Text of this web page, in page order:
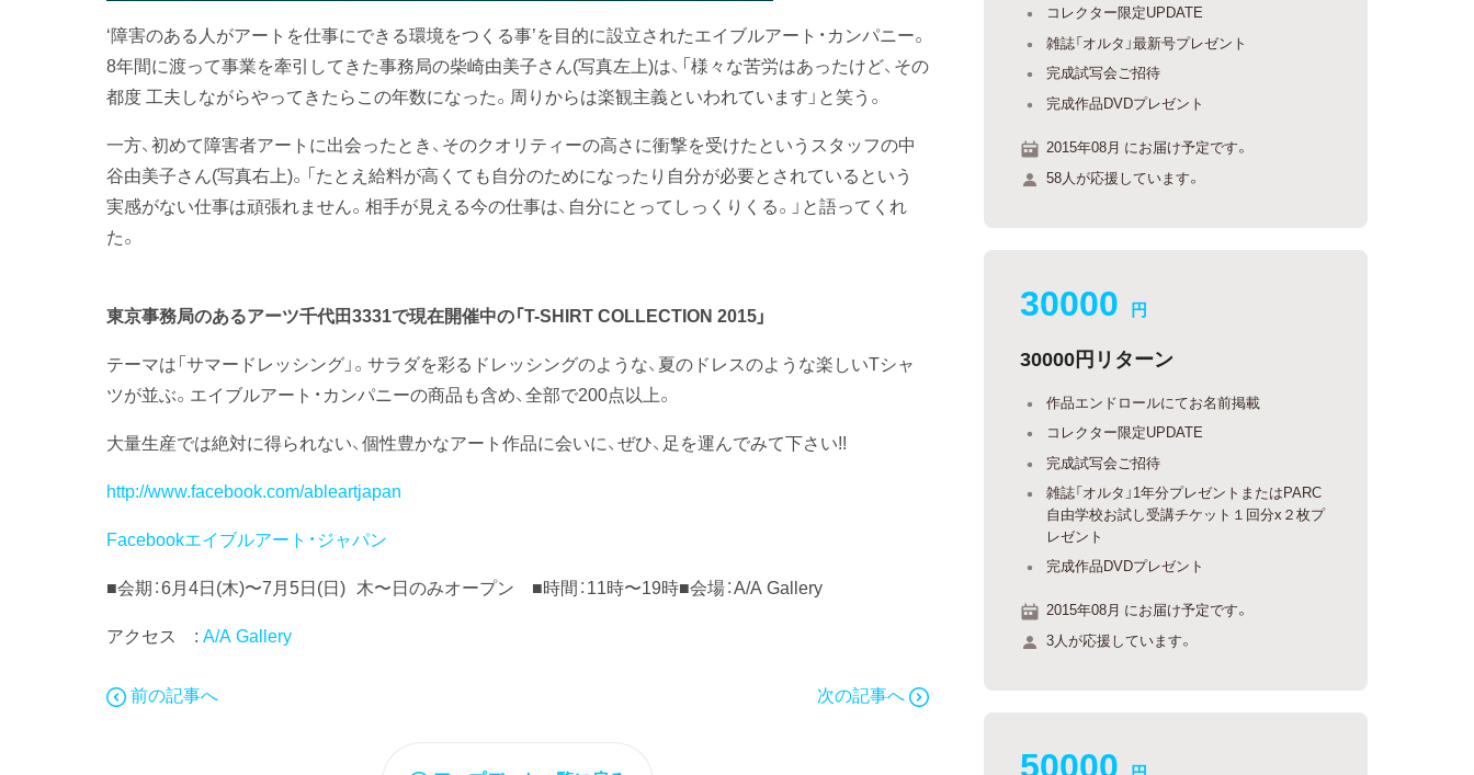
‘障害のある人がアートを仕事にできる環境をつくる事’を目的に設立されたエイブルアート・カンパニー。
8年間に渡って事業を牽引してきた事務局の柴崎由美子さん(写真左上)は、「様々な苦労はあったけど、その
都度 工夫しながらやってきたらこの年数になった。周りからは楽観主義といわれています」と笑う。
一方、初めて障害者アートに出会ったとき、そのクオリティーの高さに衝撃を受けたというスタッフの中
谷由美子さん(写真右上)。「たとえ給料が高くても自分のためになったり自分が必要とされているという
実感がない仕事は頑張れません。相手が見える今の仕事は、自分にとってしっくりくる。」と語ってくれ
た。
東京事務局のあるアーツ千代田3331で現在開催中の「T-SHIRT COLLECTION 2015」
テーマは「サマードレッシング」。サラダを彩るドレッシングのような、夏のドレスのような楽しいTシャ
ツが並ぶ。エイブルアート・カンパニーの商品も含め、全部で200点以上。
大量生産では絶対に得られない、個性豊かなアート作品に会いに、ぜひ、足を運んでみて下さい!!
http://www.facebook.com/ableartjapan
Facebookエイブルアート・ジャパン
■会期：6月4日(木)〜7月5日(日) 木〜日のみオープン ■時間：11時〜19時■会場：A/A Gallery
アクセス : A/A Gallery
前の記事へ 次の記事へ
コレクター限定UPDATE
雑誌「オルタ」最新号プレゼント
完成試写会ご招待
完成作品DVDプレゼント
2015年08月 にお届け予定です。
58人が応援しています。
30000 円
30000円リターン
作品エンドロールにてお名前掲載
コレクター限定UPDATE
完成試写会ご招待
雑誌「オルタ」1年分プレゼントまたはPARC
自由学校お試し受講チケット１回分x２枚プ
レゼント
完成作品DVDプレゼント
2015年08月 にお届け予定です。
3人が応援しています。
50000